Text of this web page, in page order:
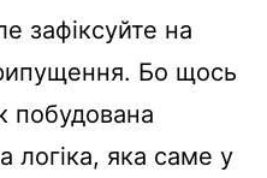
зафіксуйте на
Бо щось
побудована
логіка, яка саме у